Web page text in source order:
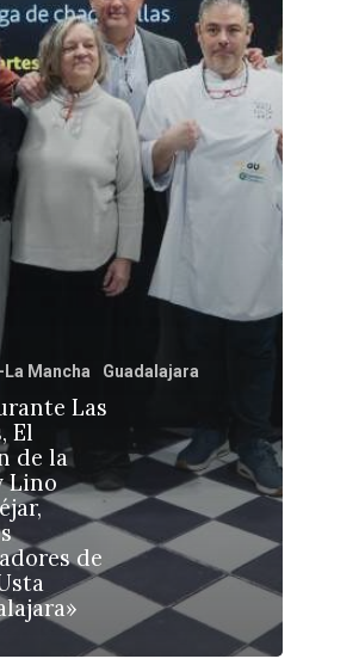
Mancha Guadalajara
Las
El
de la
Lino
de
Castilla-La
Toledo
Ciudad Real
Albacete
Cuenca
Sanidad
Economía
Educación
Deportes
Sucesos
Medio Ambiente
Planeta Rural
Especiales
Política